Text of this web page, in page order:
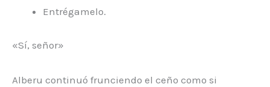
Entrégamelo.
«Sí, señor»
Alberu continuó frunciendo el ceño como si